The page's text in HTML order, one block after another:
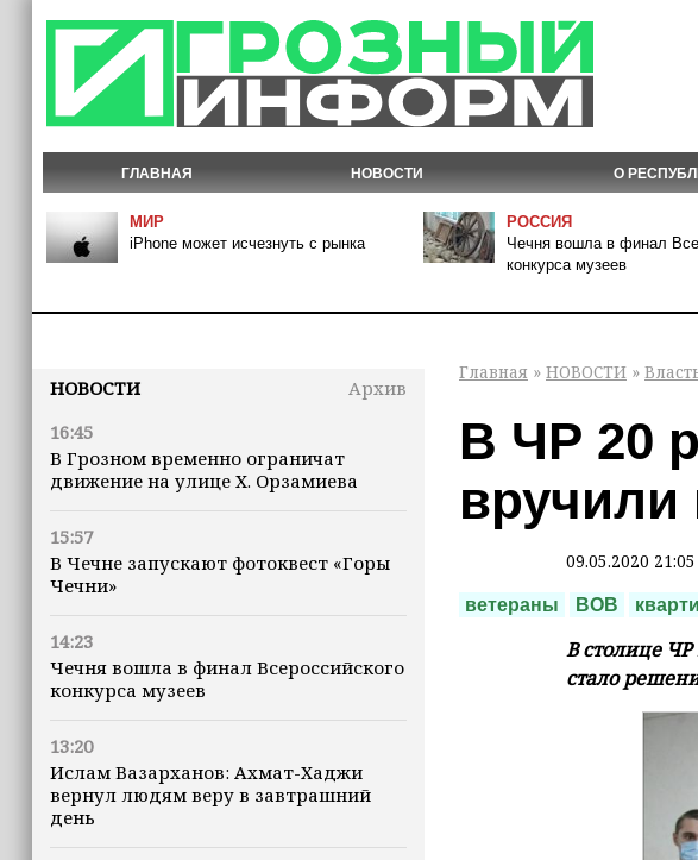
ГЛАВНАЯ НОВОСТИ О
МИР
iPhone может исчезнуть с рынка
РОССИЯ
Чечня вошла в финал
конкурса музеев
НОВОСТИ
Архив
16:45
В Грозном временно ограничат
движение на улице Х. Орзамиева
15:57
В Чечне запускают фотоквест «Горы
Чечни»
14:23
Чечня вошла в финал Всероссийского
конкурса музеев
13:20
Ислам Вазарханов: Ахмат-Хаджи
вернул людям веру в завтрашний
день
Главная » НОВОСТИ »
В ЧР 20
вручили
09.05.2020 21:05
ветераны ВОВ
В столице
стало